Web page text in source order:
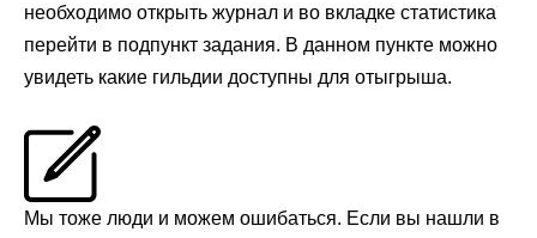
необходимо открыть журнал и во вкладке статистика
перейти в подпункт задания. В данном пункте можно
увидеть какие гильдии доступны для отыгрыша.
Мы тоже люди и можем ошибаться. Если вы нашли в